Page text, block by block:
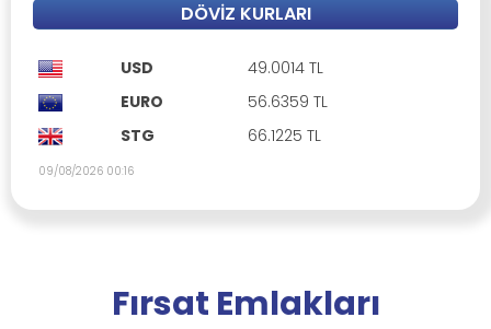
DÖVIZ KURLARI
USD
49.0014 TL
EURO
56.6359 TL
STG
66.1225 TL
09/08/2026 00:16
Fırsat Emlakları